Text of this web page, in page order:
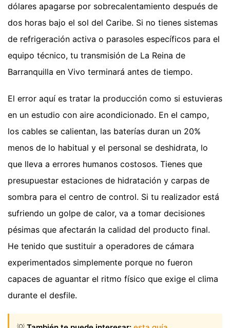
dólares apagarse por sobrecalentamiento después de
dos horas bajo el sol del Caribe. Si no tienes sistemas
de refrigeración activa o parasoles específicos para el
equipo técnico, tu transmisión de La Reina de
Barranquilla en Vivo terminará antes de tiempo.
El error aquí es tratar la producción como si estuvieras
en un estudio con aire acondicionado. En el campo,
los cables se calientan, las baterías duran un 20%
menos de lo habitual y el personal se deshidrata, lo
que lleva a errores humanos costosos. Tienes que
presupuestar estaciones de hidratación y carpas de
sombra para el centro de control. Si tu realizador está
sufriendo un golpe de calor, va a tomar decisiones
pésimas que afectarán la calidad del producto final.
He tenido que sustituir a operadores de cámara
experimentados simplemente porque no fueron
capaces de aguantar el ritmo físico que exige el clima
durante el desfile.